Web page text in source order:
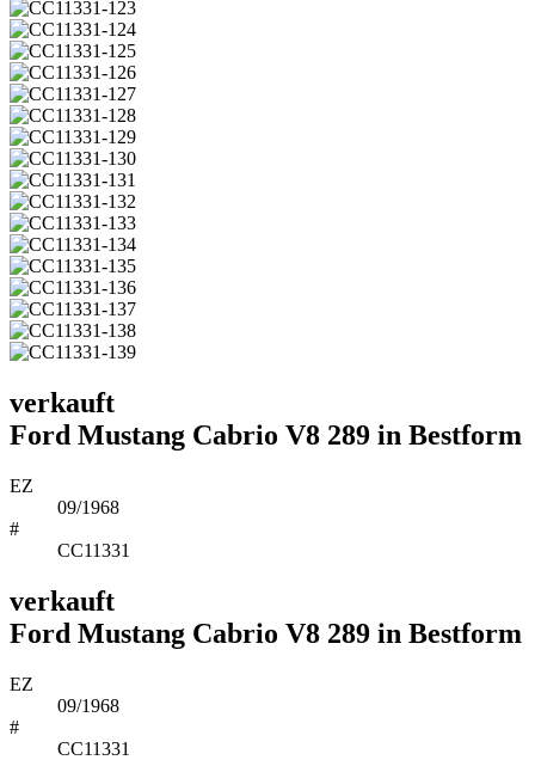
verkauft
Ford Mustang Cabrio V8 289 in Bestform
EZ
09/1968
#
CC11331
verkauft
Ford Mustang Cabrio V8 289 in Bestform
EZ
09/1968
#
CC11331